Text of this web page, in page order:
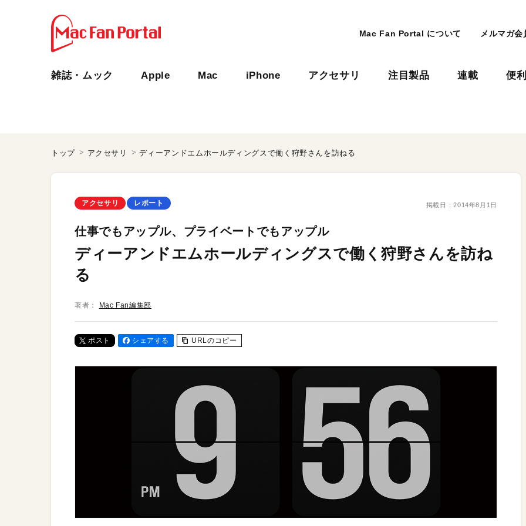
Mac Fan Portal について メルマガ会
雑誌・ムック Apple Mac iPhone アクセサリ 注目製品 連載 便
トップ アクセサリ ディーアンドエムホールディングスで働く狩野さんを訪ねる
アクセサリ レポート 掲載日：2014年8月1日
仕事でもアップル、プライベートでもアップル
ディーアンドエムホールディングスで働く狩野さんを訪ね
る
著者： Mac Fan編集部
ポスト シェアする URLのコピー